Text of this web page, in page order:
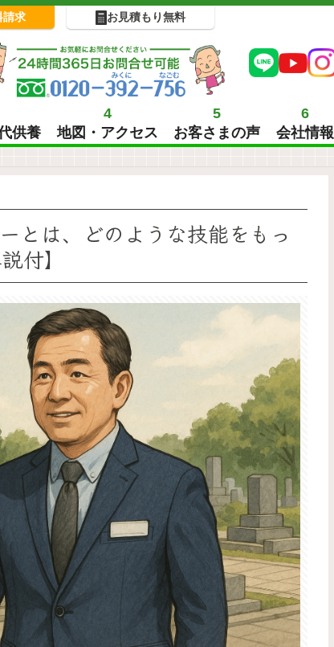
請求 お見積もり無料
供養
4
地図・アクセス
5
お客さまの声
6
会社情報
とは、どのような技能をもっ
付】